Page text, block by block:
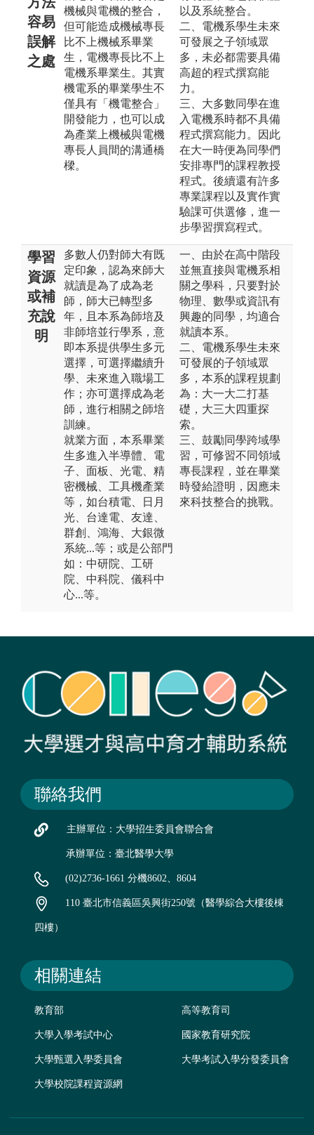
容易
誤解
之處
機械與電機的整合，
但可能造成機械專長
比不上機械系畢業
生，電機專長比不上
電機系畢業生。其實
機電系的畢業學生不
僅具有「機電整合」
開發能力，也可以成
為產業上機械與電機
專長人員間的溝通橋
樑。
以及系統整合。
二、電機系學生未來
可發展之子領域眾
多，未必都需要具備
高超的程式撰寫能
力。
三、大多數同學在進
入電機系時都不具備
程式撰寫能力。因此
在大一時便為同學們
安排專門的課程教授
程式。後續還有許多
專業課程以及實作實
驗課可供選修，進一
步學習撰寫程式。
學習
資源
或補
充說
明
多數人仍對師大有既
定印象，認為來師大
就讀是為了成為老
師，師大已轉型多
年，且本系為師培及
非師培並行學系，意
即本系提供學生多元
選擇，可選擇繼續升
學、未來進入職場工
作；亦可選擇成為老
師，進行相關之師培
訓練。
就業方面，本系畢業
生多進入半導體、電
子、面板、光電、精
密機械、工具機產業
等，如台積電、日月
光、台達電、友達、
群創、鴻海、大銀微
系統...等；或是公部門
如：中研院、工研
院、中科院、儀科中
心...等。
一、由於在高中階段
並無直接與電機系相
關之學科，只要對於
物理、數學或資訊有
興趣的同學，均適合
就讀本系。
二、電機系學生未來
可發展的子領域眾
多，本系的課程規劃
為：大一大二打基
礎，大三大四重探
索。
三、鼓勵同學跨域學
習，可修習不同領域
專長課程，並在畢業
時發給證明，因應未
來科技整合的挑戰。
聯絡我們
主辦單位：大學招生委員會聯合會
承辦單位：臺北醫學大學
(02)2736-1661 分機8602、8604
110 臺北市信義區吳興街250號（醫學綜合大樓後棟
四樓）
相關連結
教育部 高等教育司
大學入學考試中心 國家教育研究院
大學甄選入學委員會 大學考試入學分發委員會
大學校院課程資源網